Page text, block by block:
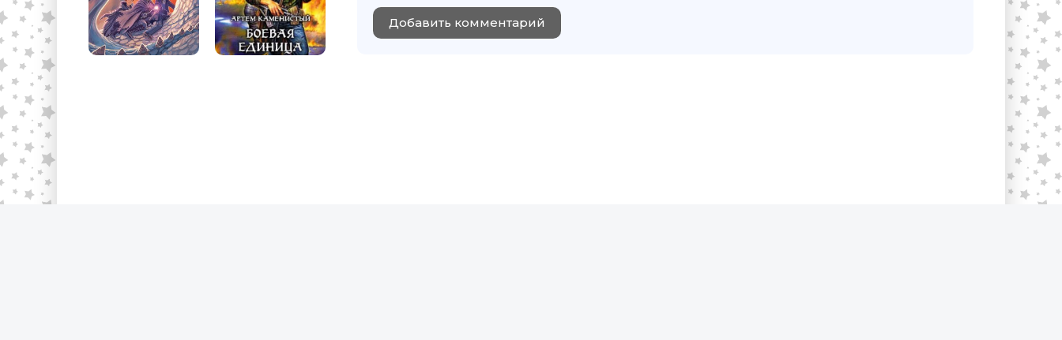
Добавить комментарий